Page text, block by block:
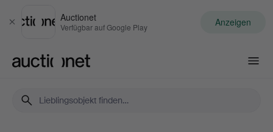
Schließen
Auctionet
Verfügbar auf Google Play Anzeigen